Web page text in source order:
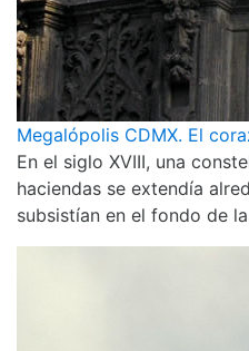
Megalópolis CDMX. El
En el siglo XVIII, una
haciendas se extendía
subsistían en el fondo de